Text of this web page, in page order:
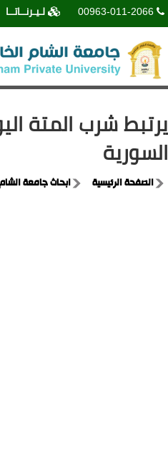
00963-011-2066 لـيـرنــاتــا
يرتبط شرب المتة
السورية
الصفحة الرئيسية ابحاث جامعة